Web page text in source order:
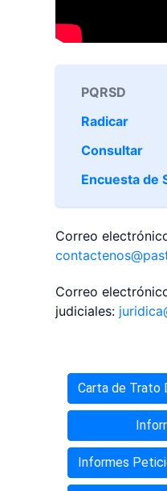
PQRSD
Radicar
Consultar
Encuesta de
Correo
Correo
judiciales:
Carta de Trato
Informes